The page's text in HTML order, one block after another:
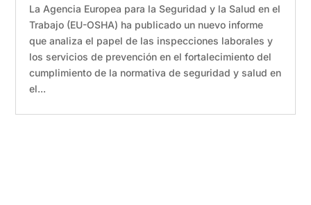
La Agencia Europea para la Seguridad y la Salud en el
Trabajo (EU-OSHA) ha publicado un nuevo informe
que analiza el papel de las inspecciones laborales y
los servicios de prevención en el fortalecimiento del
cumplimiento de la normativa de seguridad y salud en
el...